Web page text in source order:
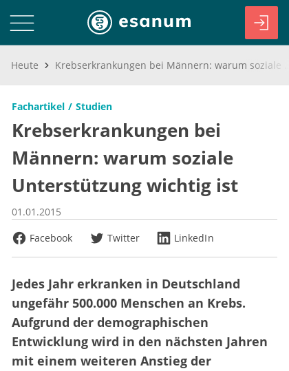
Heute
Fachartikel Studien
Krebserkrankungen bei
Männern: warum soziale
Unterstützung wichtig ist
01.01.2015
Facebook
Twitter LinkedIn
Jedes Jahr erkranken in Deutschland
ungefähr 500.000 Menschen an Krebs.
Aufgrund der demographischen
Entwicklung wird in den nächsten Jahren
mit einem weiteren Anstieg der